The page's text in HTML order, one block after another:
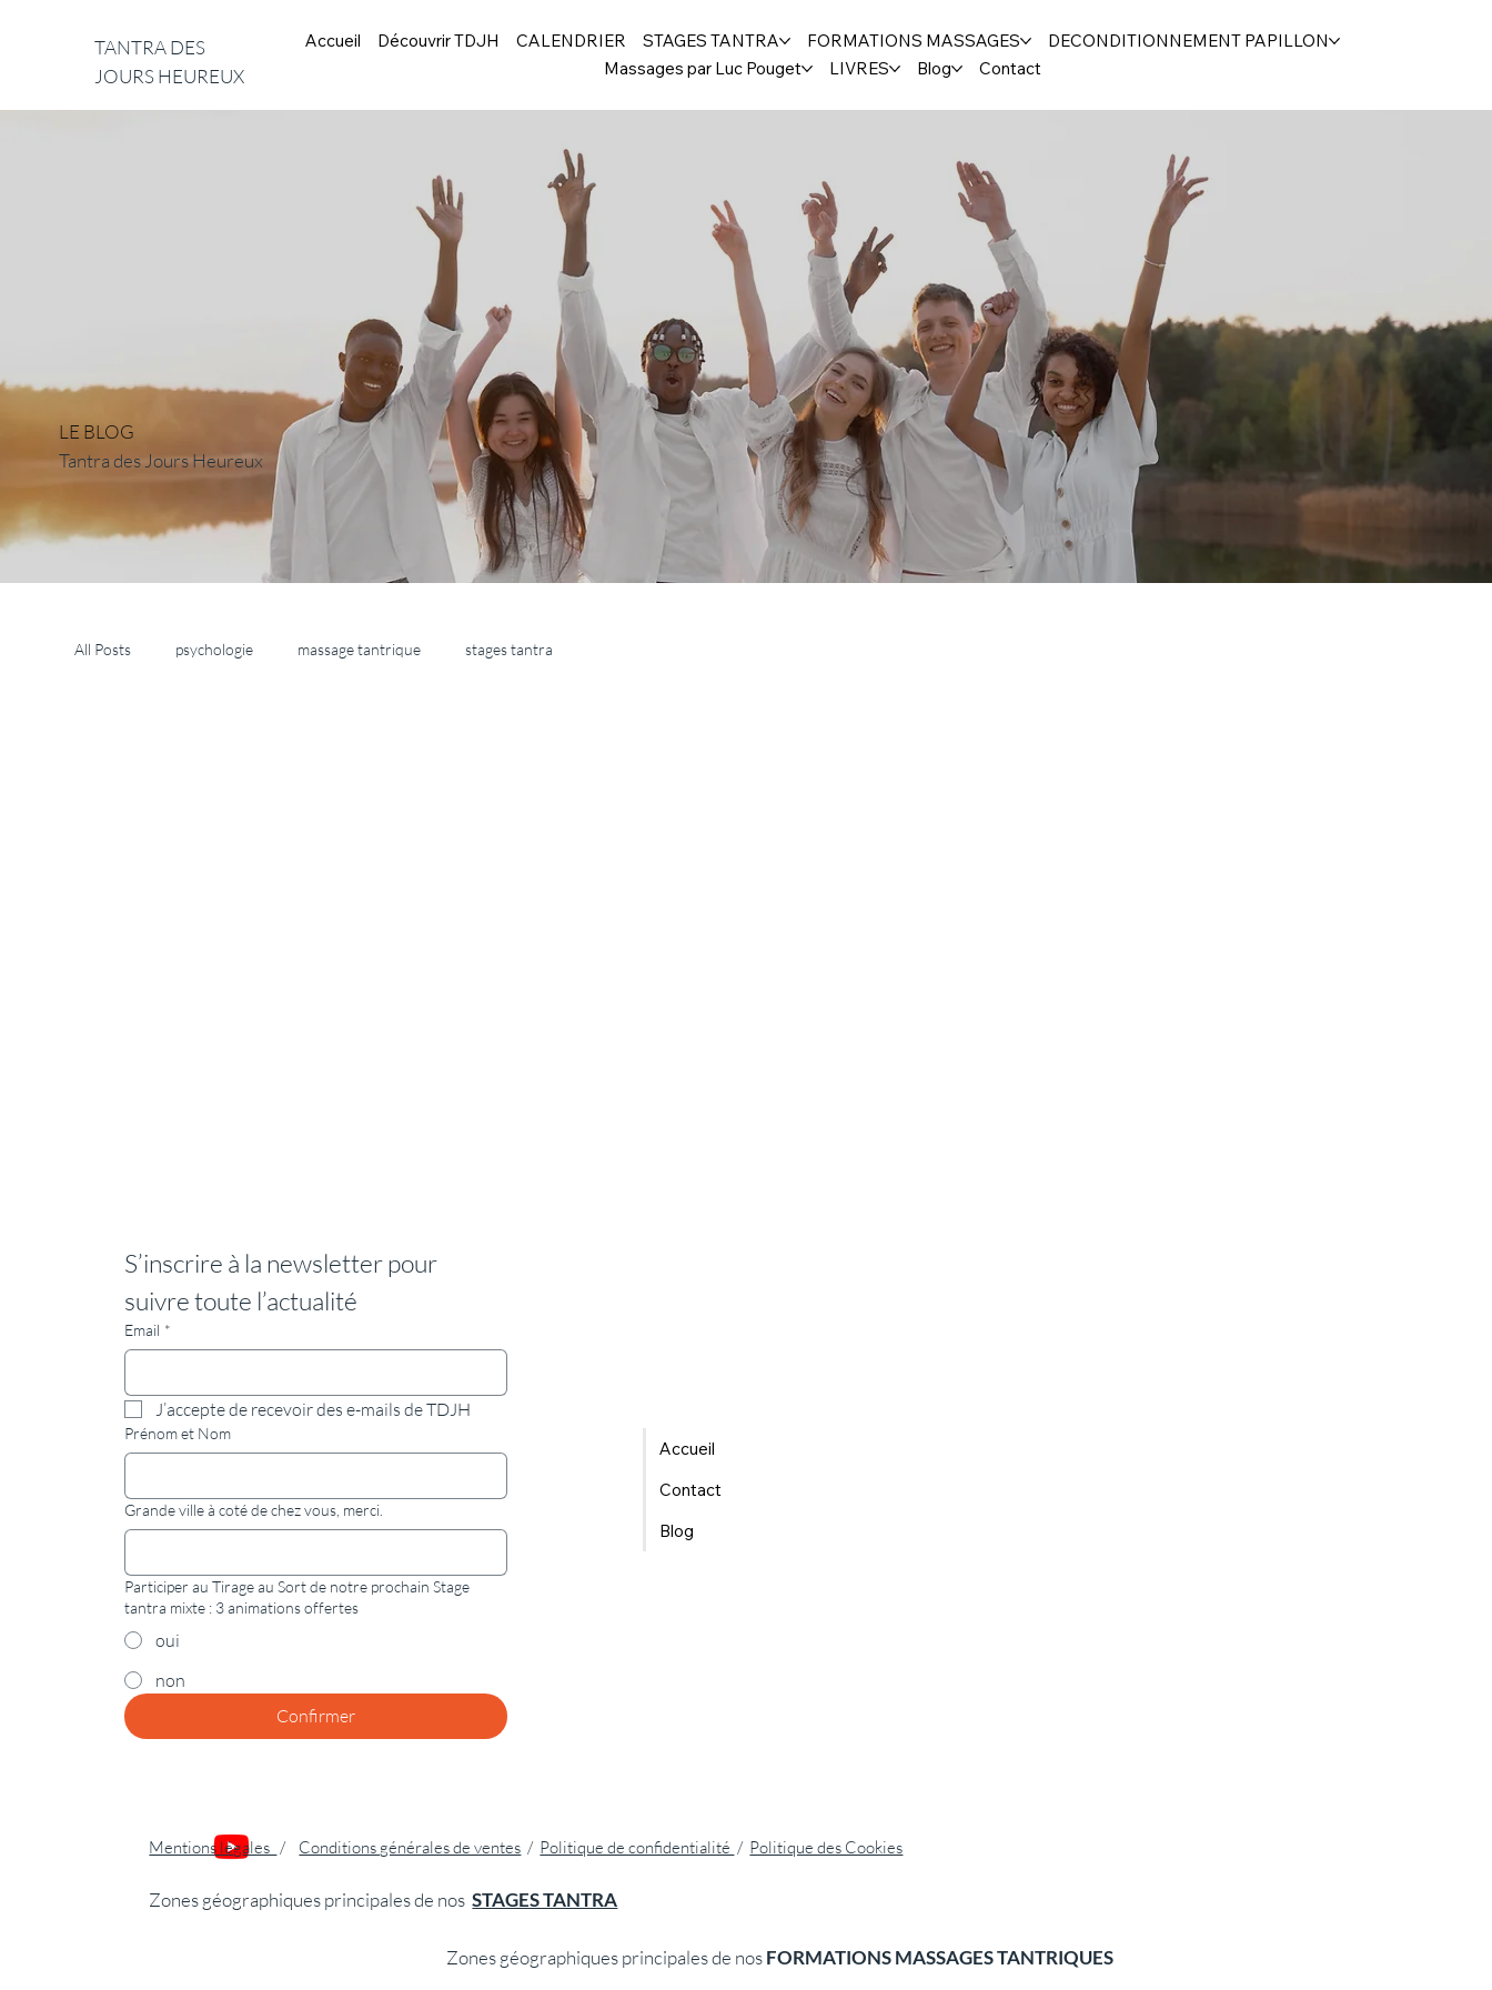
TANTRA DES
JOURS HEUREUX
Accueil Découvrir TDJH CALENDRIER STAGES TANTRA FORMATIONS MASSAGES
DECONDITIONNEMENT PAPILLON
Massages par Luc Pouget
LIVRES Blog Contact
LE BLOG
Tantra des Jours Heureux
All Posts psychologie massage tantrique stages tantra
S’inscrire à la newsletter pour
suivre toute l’actualité
Email *
J’accepte de recevoir des e-mails de TDJH
Prénom et Nom
Grande ville à coté de chez vous, merci.
Participer au Tirage au Sort de notre prochain Stage
tantra mixte : 3 animations offertes
oui
non
Confirmer
Accueil
Contact
Blog
Mentions légales / Conditions générales de ventes / Politique de confidentialité / Politique des Cookies
Zones géographiques principales de nosSTAGES TANTRA
Zones géographiques principales de nosFORMATIONS MASSAGES TANTRIQUES